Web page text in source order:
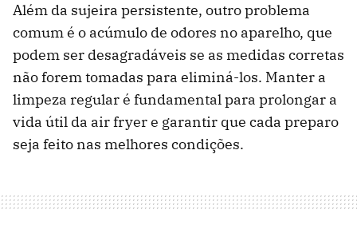
Além da sujeira persistente, outro problema
comum é o acúmulo de odores no aparelho, que
podem ser desagradáveis ​​se as medidas corretas
não forem tomadas para eliminá-los. Manter a
limpeza regular é fundamental para prolongar a
vida útil da air fryer e garantir que cada preparo
seja feito nas melhores condições.